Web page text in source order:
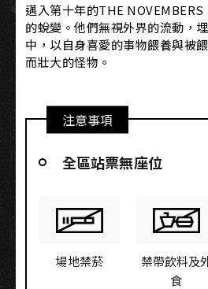
邁入第十年的THE
的蛻變。他們無視外界的流動，
中，以自身喜愛的事物餵養與被
而壯大的怪物。
注意事項
全區站票無座位
場地禁菸
禁帶飲料及
食